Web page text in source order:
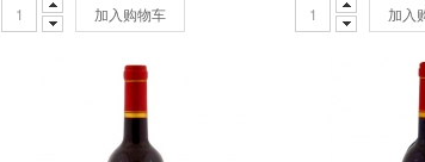
加入购物车 加入